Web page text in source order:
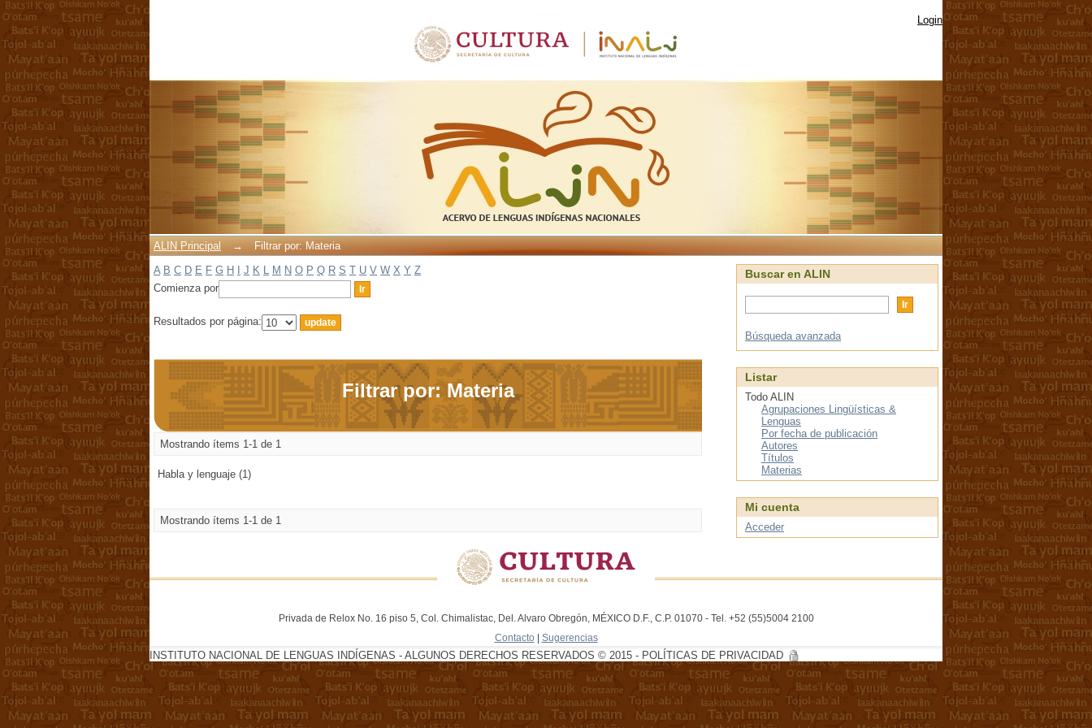
Login
ALIN Principal →
Filtrar por: Materia
A B C D E F G H J K L M N O P Q R S T U V W X Y Z
Comienza por
Resultados por página:
Filtrar por: Materia
Mostrando ítems 1-1 de 1
Habla y lenguaje (1)
Mostrando ítems 1-1 de 1
Buscar en ALIN
Búsqueda avanzada
Listar
Todo ALIN
Agrupaciones Lingüísticas &
Lenguas
Por fecha de publicación
Autores
Títulos
Materias
Mi cuenta
Acceder
Privada de Relox No. 16 piso 5, Col. Chimalistac, Del. Alvaro Obregón, MÉXICO D.F., C.P. 01070 - Tel. +52 (55)5004 2100
Contacto | Sugerencias
INSTITUTO NACIONAL DE LENGUAS INDÍGENAS - ALGUNOS DERECHOS RESERVADOS © 2015 - POLÍTICAS DE PRIVACIDAD